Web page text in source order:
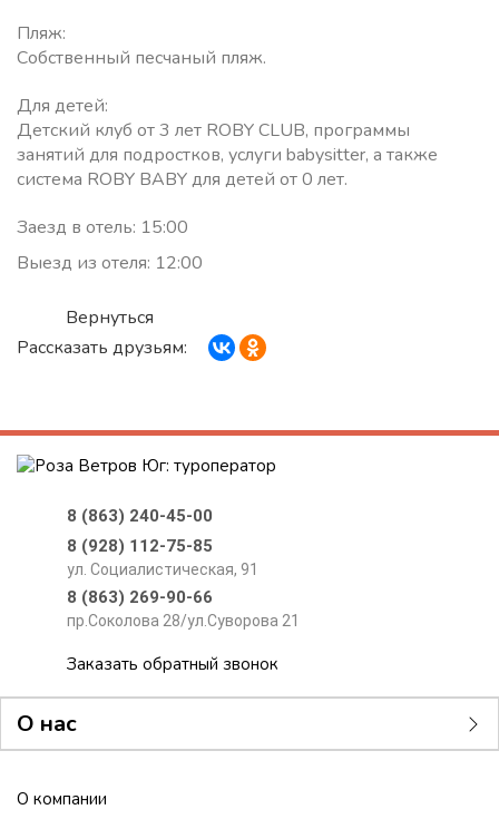
Пляж:
Собственный песчаный пляж.
Для детей:
Детский клуб от 3 лет ROBY CLUB, программы
занятий для подростков, услуги babysitter, а также
система ROBY BABY для детей от 0 лет.
Заезд в отель: 15:00
Выезд из отеля: 12:00
Вернуться
Рассказать друзьям:
8 (863) 240-45-00
8 (928) 112-75-85
ул. Социалистическая, 91
8 (863) 269-90-66
пр.Соколова 28/ул.Суворова 21
Заказать обратный звонок
О нас
О компании